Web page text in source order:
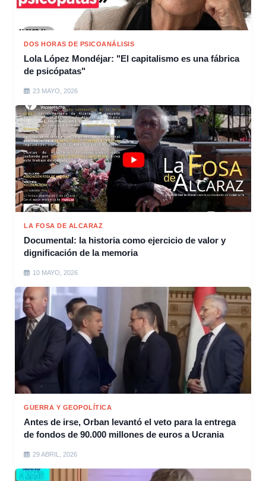
DOS HORAS DE PSICOANÁLISIS
Lola López Mondéjar: "El capitalismo es una fábrica
de psicópatas"
23 MAYO, 2026
LA FOSA DE ALCARAZ
Documental: la historia como ejercicio de valor y
dignificación de la memoria
10 MAYO, 2026
GUERRA Y GEOPOLÍTICA
Antes de irse, Orban levantó el veto para la entrega
de fondos de 90.000 millones de euros a Ucrania
29 ABRIL, 2026